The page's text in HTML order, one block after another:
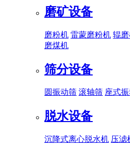
磨矿设备
磨粉机 雷蒙磨粉机 辊
磨煤机
筛分设备
圆振动筛 滚轴筛 座式
脱水设备
沉降式离心脱水机 压滤